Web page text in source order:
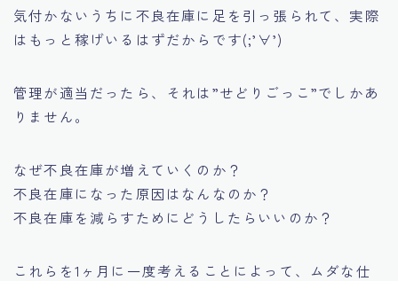
気付かないうちに不良在庫に足を引っ張られて、実際
はもっと稼げいるはずだからです(;’∀’)
管理が適当だったら、それは”せどりごっこ”でしかあ
りません。
なぜ不良在庫が増えていくのか？
不良在庫になった原因はなんなのか？
不良在庫を減らすためにどうしたらいいのか？
これらを1ヶ月に一度考えることによって、ムダな仕